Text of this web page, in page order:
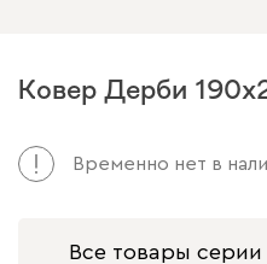
Ковер Дерби
Арт. 235670
Временно нет в
Все товары серии